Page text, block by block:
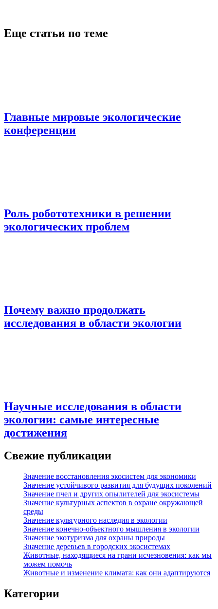
Еще статьи по теме
Главные мировые экологические
конференции
Роль робототехники в решении
экологических проблем
Почему важно продолжать
исследования в области экологии
Научные исследования в области
экологии: самые интересные
достижения
Свежие публикации
Значение восстановления экосистем для экономики
Значение устойчивого развития для будущих поколений
Значение пчел и других опылителей для экосистемы
Значение культурных аспектов в охране окружающей
среды
Значение культурного наследия в экологии
Значение конечно-объектного мышления в экологии
Значение экотуризма для охраны природы
Значение деревьев в городских экосистемах
Животные, находящиеся на грани исчезновения: как мы
можем помочь
Животные и изменение климата: как они адаптируются
Категории